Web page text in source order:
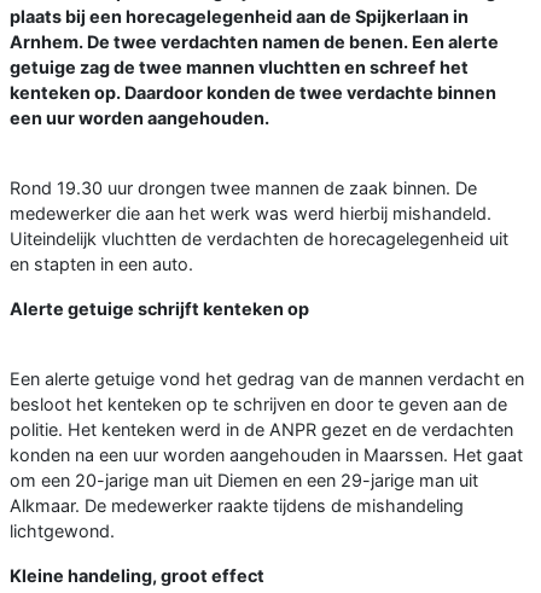
plaats bij een horecagelegenheid aan de Spijkerlaan in
Arnhem. De twee verdachten namen de benen. Een alerte
getuige zag de twee mannen vluchtten en schreef het
kenteken op. Daardoor konden de twee verdachte binnen
een uur worden aangehouden.
Rond 19.30 uur drongen twee mannen de zaak binnen. De
medewerker die aan het werk was werd hierbij mishandeld.
Uiteindelijk vluchtten de verdachten de horecagelegenheid uit
en stapten in een auto.
Alerte getuige schrijft kenteken op
Een alerte getuige vond het gedrag van de mannen verdacht en
besloot het kenteken op te schrijven en door te geven aan de
politie. Het kenteken werd in de ANPR gezet en de verdachten
konden na een uur worden aangehouden in Maarssen. Het gaat
om een 20-jarige man uit Diemen en een 29-jarige man uit
Alkmaar. De medewerker raakte tijdens de mishandeling
lichtgewond.
Kleine handeling, groot effect